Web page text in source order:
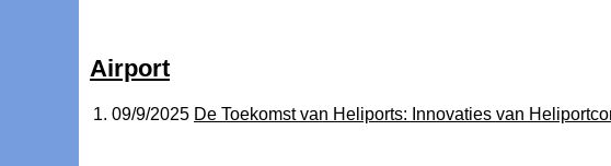
Airport
09/9/2025 De Toekomst van Heliports: Innovaties van